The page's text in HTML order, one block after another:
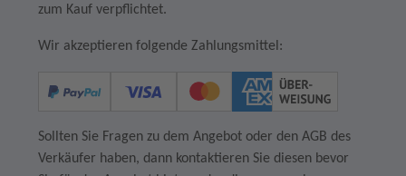
zum Kauf verpflichtet.
Wir akzeptieren folgende Zahlungsmittel:
Sollten Sie Fragen zu dem Angebot oder den AGB des
Verkäufer haben, dann kontaktieren Sie diesen bevor